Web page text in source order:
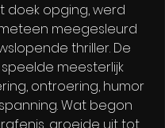
doek opging, werd
meegesleurd
thriller. De
meesterlijk
ontroering, humor
Wat begon